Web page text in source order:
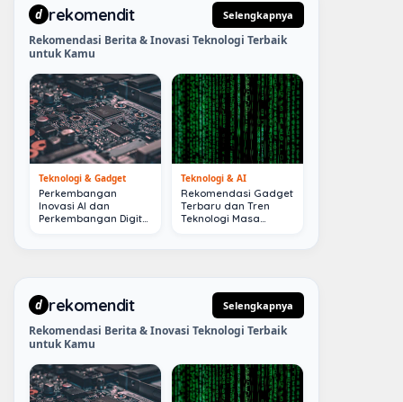
d rekomendit Selengkapnya
Rekomendasi Berita & Inovasi Teknologi Terbaik
untuk Kamu
Teknologi & Gadget
Perkembangan
Inovasi AI dan
Perkembangan Digital
Teknologi & AI
Rekomendasi Gadget
Terbaru dan Tren
Teknologi Masa
d rekomendit Selengkapnya
Rekomendasi Berita & Inovasi Teknologi Terbaik
untuk Kamu